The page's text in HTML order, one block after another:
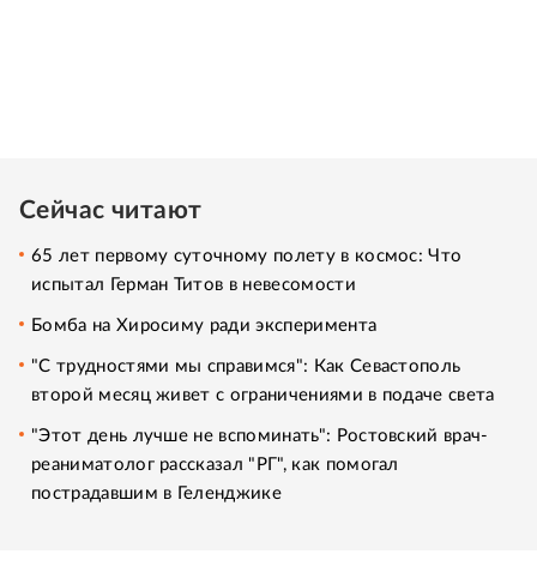
Сейчас читают
65 лет первому суточному полету в космос: Что
испытал Герман Титов в невесомости
Бомба на Хиросиму ради эксперимента
"С трудностями мы справимся": Как Севастополь
второй месяц живет с ограничениями в подаче света
"Этот день лучше не вспоминать": Ростовский врач-
реаниматолог рассказал "РГ", как помогал
пострадавшим в Геленджике